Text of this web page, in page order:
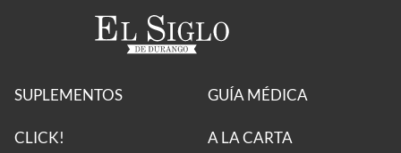
SUPLEMENTOS
CLICK!
GUÍA MÉDICA
A LA CARTA